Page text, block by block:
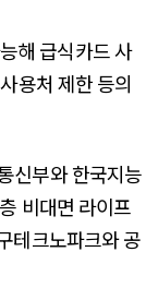
해 급식카드 사
용처 제한 등의
신부와 한국지능
비대면 라이프
테크노파크와 공